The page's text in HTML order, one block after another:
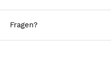
Fragen?